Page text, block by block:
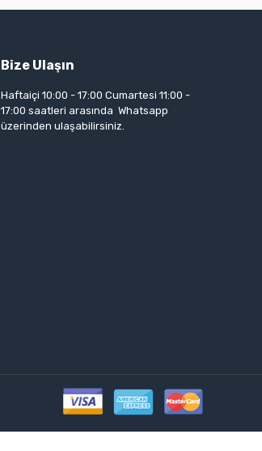
Bize Ulaşın
Haftaiçi 10:00 - 17:00 Cumartesi 11:00 -
17:00 saatleri arasında Whatsapp
üzerinden ulaşabilirsiniz.